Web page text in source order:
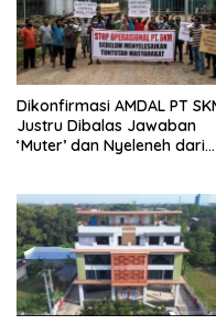
Dikonfirmasi AMDAL PT
Justru Dibalas Jawaban
‘Muter’ dan Nyeleneh dari